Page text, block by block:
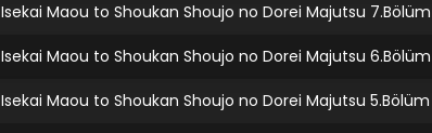
Isekai Maou to Shoukan Shoujo no Dorei Majutsu 7.Bölüm
Isekai Maou to Shoukan Shoujo no Dorei Majutsu 6.Bölüm
Isekai Maou to Shoukan Shoujo no Dorei Majutsu 5.Bölüm